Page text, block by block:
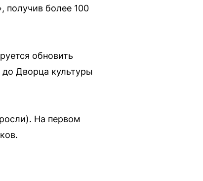
получив более 100
обновить
Дворца культуры
На первом